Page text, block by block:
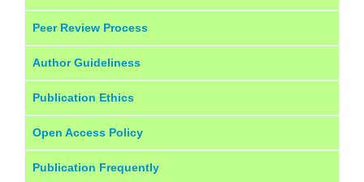
Peer Review Process
Author Guideliness
Publication Ethics
Open Access Policy
Publication Frequently